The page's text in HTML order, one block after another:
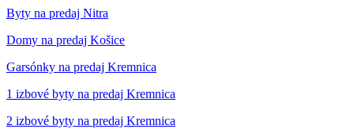
Byty na predaj Nitra
Domy na predaj Košice
Garsónky na predaj Kremnica
1 izbové byty na predaj Kremnica
2 izbové byty na predaj Kremnica